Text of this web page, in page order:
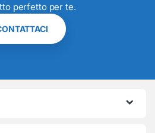
perfetto per te.